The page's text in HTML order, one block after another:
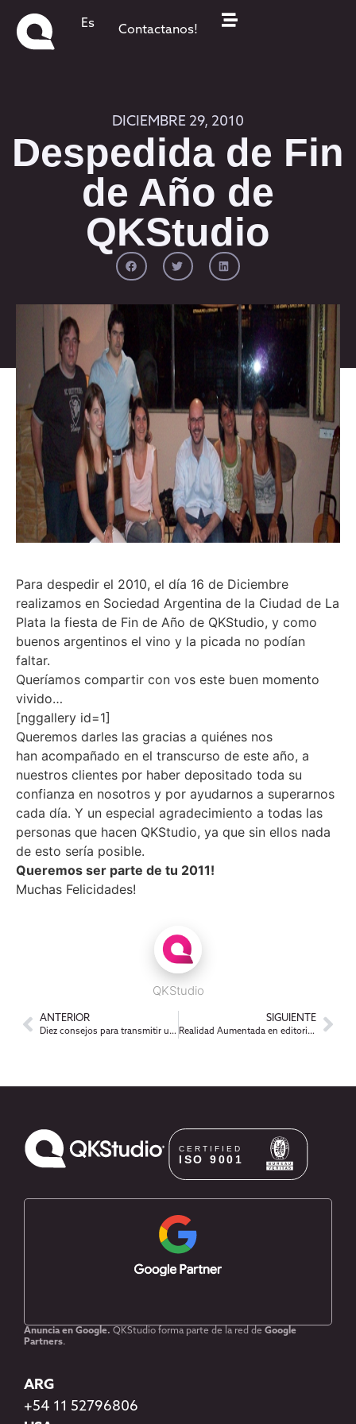
Es Contactanos!
DICIEMBRE 29, 2010
Despedida de Fin
de Año de
QKStudio
Para despedir el 2010, el día 16 de Diciembre
realizamos en Sociedad Argentina de la Ciudad de La
Plata la fiesta de Fin de Año de QKStudio, y como
buenos argentinos el vino y la picada no podían
faltar.
Queríamos compartir con vos este buen momento
vivido…
[nggallery id=1]
Queremos darles las gracias a quiénes nos
han acompañado en el transcurso de este año, a
nuestros clientes por haber depositado toda su
confianza en nosotros y por ayudarnos a superarnos
cada día. Y un especial agradecimiento a todas las
personas que hacen QKStudio, ya que sin ellos nada
de esto sería posible.
Queremos ser parte de tu 2011!
Muchas Felicidades!
QKStudio
ANTERIOR
Diez consejos para transmitir un evento por Twitter
SIGUIENTE
Realidad Aumentada en editorial, los casos «Esquire» y «Süddeutsche Zeitung»
Anuncia en Google. QKStudio forma parte de la red de Google
Partners.
ARG
+54 11 52796806